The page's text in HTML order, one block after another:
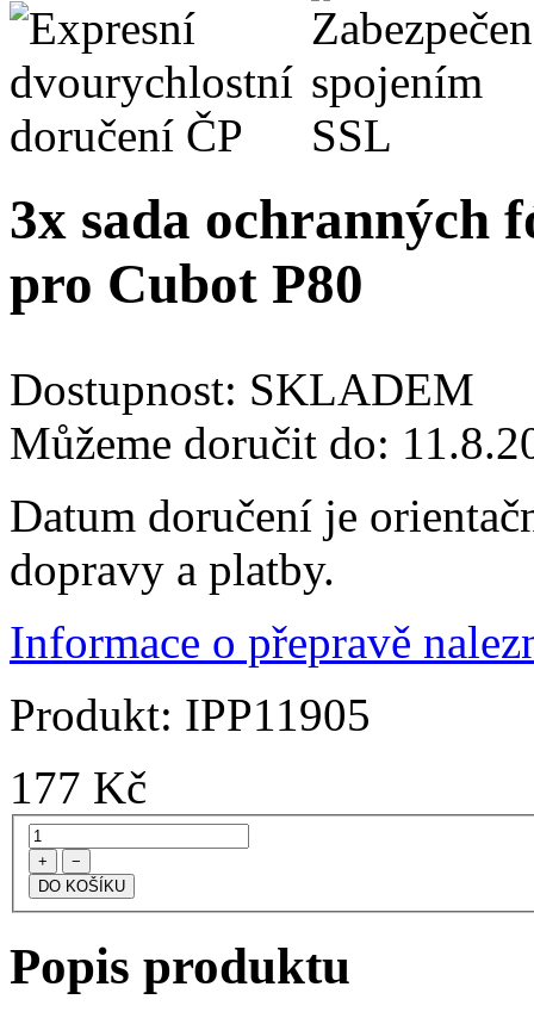
3x sada ochranných
pro Cubot P80
Dostupnost: SKLADEM
Můžeme doručit do:
Datum doručení je
dopravy a platby.
Informace o přepravě
Produkt: IPP11905
177 Kč
+ −
Popis produktu